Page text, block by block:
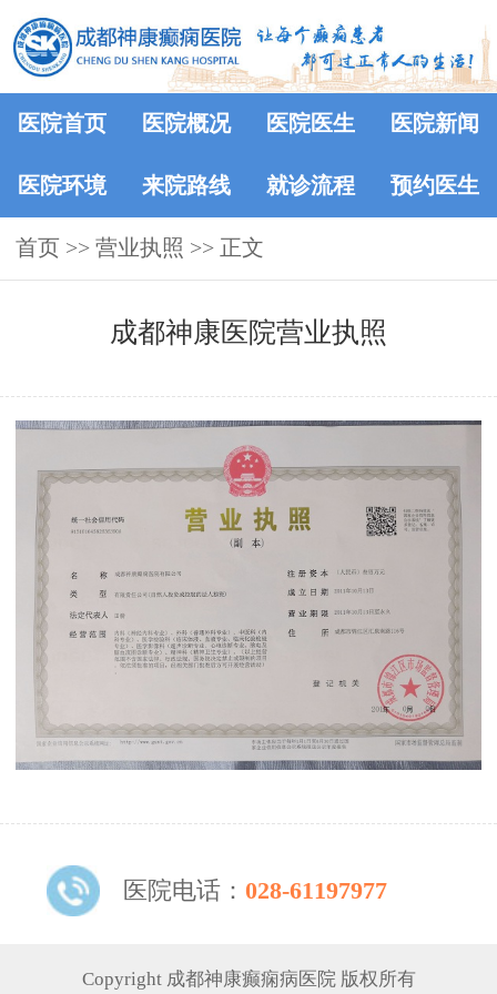
医院首页 医院概况 医院医生 医院新闻
医院环境 来院路线 就诊流程 预约医生
首页 >> 营业执照 >> 正文
成都神康医院营业执照
医院电话： 028-61197977
Copyright 成都神康癫痫病医院 版权所有